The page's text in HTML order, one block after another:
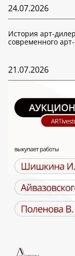
24.07.2026
История арт-
современного
21.07.2026